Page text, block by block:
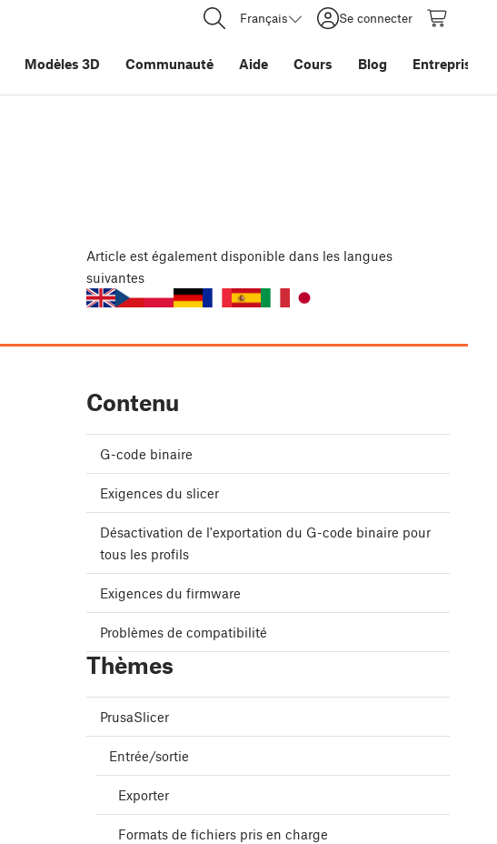
Français Se connecter
Modèles 3D Communauté Aide Cours Blog Entreprise
Article est également disponible dans les langues
suivantes
Contenu
G-code binaire
Exigences du slicer
Désactivation de l'exportation du G-code binaire pour
tous les profils
Exigences du firmware
Problèmes de compatibilité
Thèmes
PrusaSlicer
Entrée/sortie
Exporter
Formats de fichiers pris en charge